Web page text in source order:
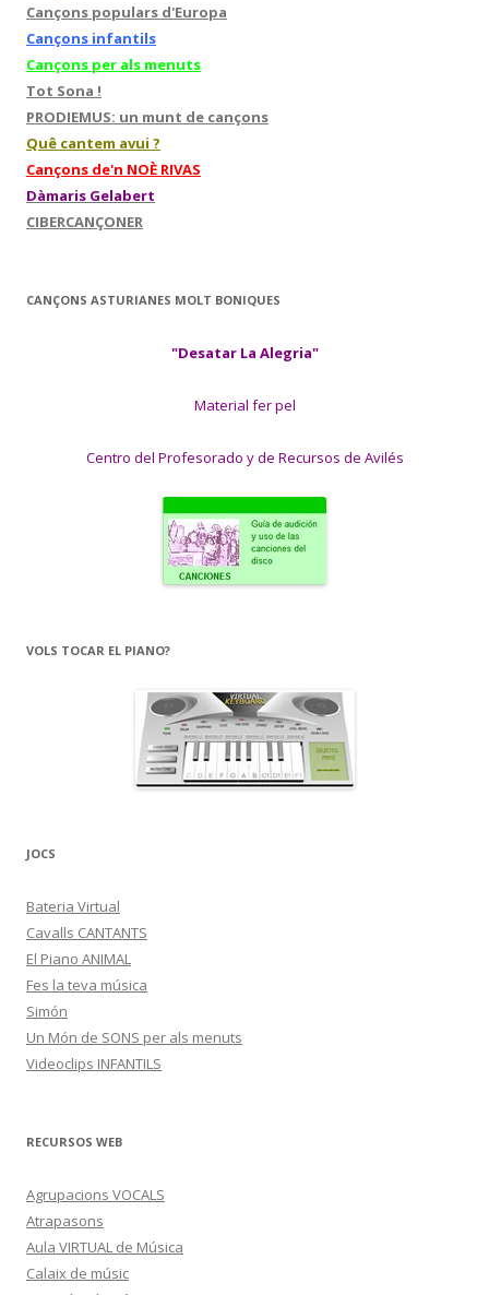
Cançons populars d'Europa
Cançons infantils
Cançons per als menuts
Tot Sona !
PRODIEMUS: un munt de cançons
Quê cantem avui ?
Cançons de'n NOÈ RIVAS
Dàmaris Gelabert
CIBERCANÇONER
CANÇONS ASTURIANES MOLT BONIQUES
"Desatar La Alegria"
Material fer pel
Centro del Profesorado y de Recursos de Avilés
VOLS TOCAR EL PIANO?
JOCS
Bateria Virtual
Cavalls CANTANTS
El Piano ANIMAL
Fes la teva música
Simón
Un Món de SONS per als menuts
Videoclips INFANTILS
RECURSOS WEB
Agrupacions VOCALS
Atrapasons
Aula VIRTUAL de Música
Calaix de músic